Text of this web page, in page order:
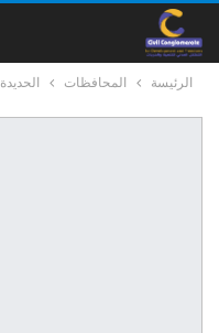
الرئيسة المحافظات الحديدة